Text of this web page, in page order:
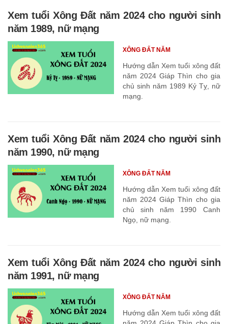
Xem tuổi Xông Đất năm 2024 cho người sinh
năm 1989, nữ mạng
Hướng dẫn Xem tuổi xông đất
năm 2024 Giáp Thìn cho gia
chủ sinh năm 1989 Kỷ Tỵ, nữ
mạng.
XÔNG ĐẤT NĂM
Xem tuổi Xông Đất năm 2024 cho người sinh
năm 1990, nữ mạng
Hướng dẫn Xem tuổi xông đất
năm 2024 Giáp Thìn cho gia
chủ sinh năm 1990 Canh
Ngọ, nữ mạng.
XÔNG ĐẤT NĂM
Xem tuổi Xông Đất năm 2024 cho người sinh
năm 1991, nữ mạng
Hướng dẫn Xem tuổi xông đất
XÔNG ĐẤT NĂM